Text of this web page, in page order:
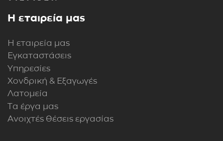
Η εταιρεία μας
Η εταιρεία μας
Εγκαταστάσεις
Υπηρεσίες
Χονδρική & Εξαγωγές
Λατομεία
Τα έργα μας
Ανοιχτές θέσεις εργασίας